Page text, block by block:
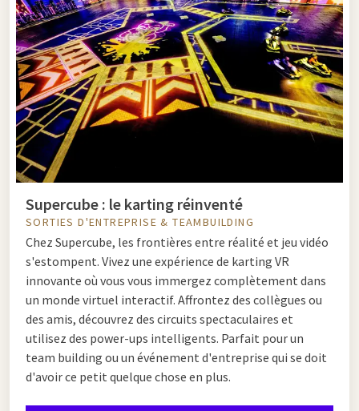
Supercube : le karting réinventé
SORTIES D'ENTREPRISE & TEAMBUILDING
Chez Supercube, les frontières entre réalité et jeu vidéo
s'estompent. Vivez une expérience de karting VR
innovante où vous vous immergez complètement dans
un monde virtuel interactif. Affrontez des collègues ou
des amis, découvrez des circuits spectaculaires et
utilisez des power-ups intelligents. Parfait pour un
team building ou un événement d'entreprise qui se doit
d'avoir ce petit quelque chose en plus.